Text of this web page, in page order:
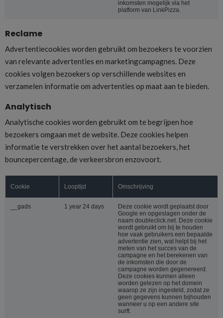
inkomsten mogelijk via het
platform van LinkPizza.
Reclame
Advertentiecookies worden gebruikt om bezoekers te voorzien
van relevante advertenties en marketingcampagnes. Deze
cookies volgen bezoekers op verschillende websites en
verzamelen informatie om advertenties op maat aan te bieden.
Analytisch
Analytische cookies worden gebruikt om te begrijpen hoe
bezoekers omgaan met de website. Deze cookies helpen
informatie te verstrekken over het aantal bezoekers, het
bouncepercentage, de verkeersbron enzovoort.
Cookie Looptijd Omschrijving
__gads 1 year 24 days
Deze cookie wordt geplaatst door
Google en opgeslagen onder de
naam doubleclick.net. Deze cookie
wordt gebruikt om bij te houden
hoe vaak gebruikers een bepaalde
advertentie zien, wat helpt bij het
meten van het succes van de
campagne en het berekenen van
de inkomsten die door de
campagne worden gegenereerd.
Deze cookies kunnen alleen
worden gelezen op het domein
waarop ze zijn ingesteld, zodat ze
geen gegevens kunnen bijhouden
wanneer u op een andere site
surft.